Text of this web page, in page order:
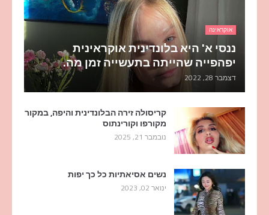
אוקראינה
ננסי א' היא בלונדינית אוקראינית
יפהפייה שהייתה בתעשייה זמן מה.
דצמבר 28, 2022
קריסולה זירה הבלונדינית והיפה, במקור
מקורפו וקורינתוס
נובמבר 21, 2025
נשים אסיאתיות כל כך יפות
ינואר 02, 2023